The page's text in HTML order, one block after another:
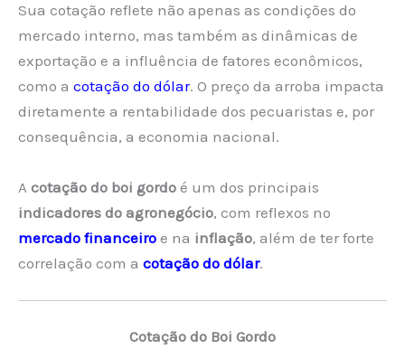
Sua cotação reflete não apenas as condições do
mercado interno, mas também as dinâmicas de
exportação e a influência de fatores econômicos,
como a cotação do dólar. O preço da arroba impacta
diretamente a rentabilidade dos pecuaristas e, por
consequência, a economia nacional.
A cotação do boi gordo é um dos principais
indicadores do agronegócio, com reflexos no
mercado financeiro e na inflação, além de ter forte
correlação com a cotação do dólar.
Cotação do Boi Gordo